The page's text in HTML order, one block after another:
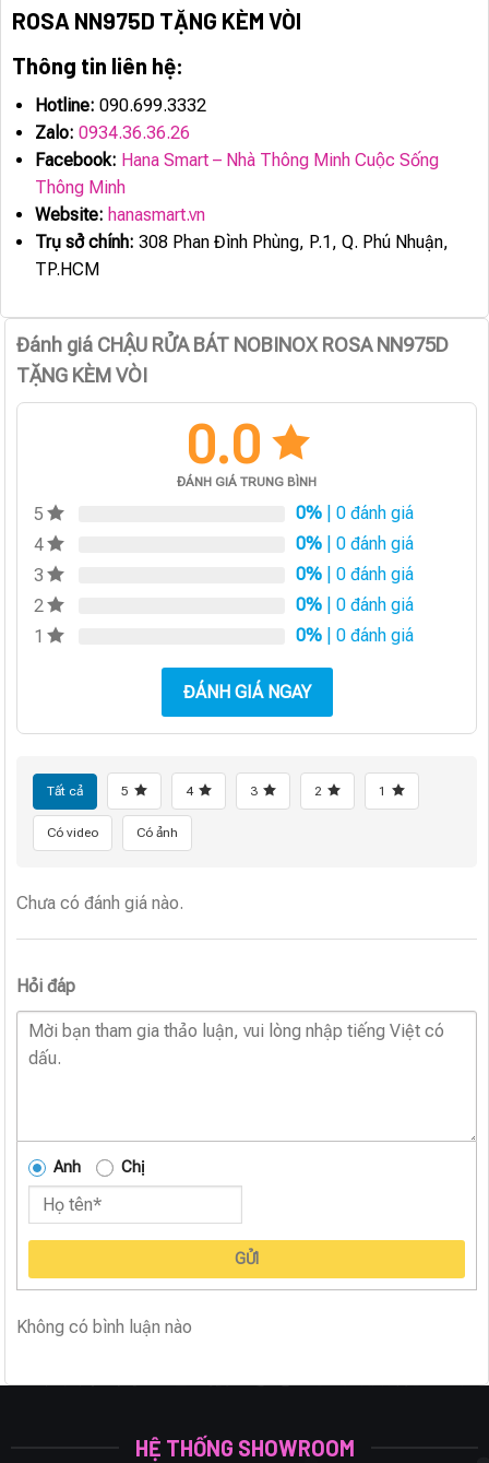
ROSA NN975D TẶNG KÈM VÒI
Thông tin liên hệ:
Hotline: 090.699.3332
Zalo: 0934.36.36.26
Facebook: Hana Smart – Nhà Thông Minh Cuộc Sống
Thông Minh
Website: hanasmart.vn
Trụ sở chính: 308 Phan Đình Phùng, P.1, Q. Phú Nhuận,
TP.HCM
Đánh giá CHẬU RỬA BÁT NOBINOX ROSA NN975D
TẶNG KÈM VÒI
0.0
ĐÁNH GIÁ TRUNG BÌNH
5 0% | 0 đánh giá
4
0% | 0 đánh giá
3
0% | 0 đánh giá
2
0% | 0 đánh giá
1
0% | 0 đánh giá
ĐÁNH GIÁ NGAY
Tất cả 5 4 3 2 1
Có video Có ảnh
Chưa có đánh giá nào.
Hỏi đáp
Anh Chị
GỬI
Không có bình luận nào
HỆ THỐNG SHOWROOM